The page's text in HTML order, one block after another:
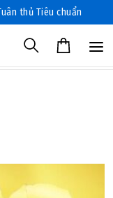
thủ Tiêu chuẩn